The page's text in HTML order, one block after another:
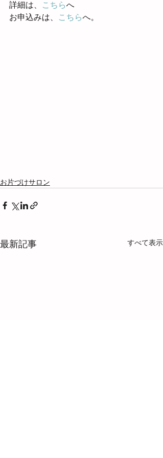
詳細は、 こちらへ
お申込みは、
こちらへ。
お片づけサロン
最新記事 すべて表示